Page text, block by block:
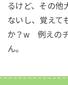
るけど、その他
ないし、覚え
か？w 例えの
ん。